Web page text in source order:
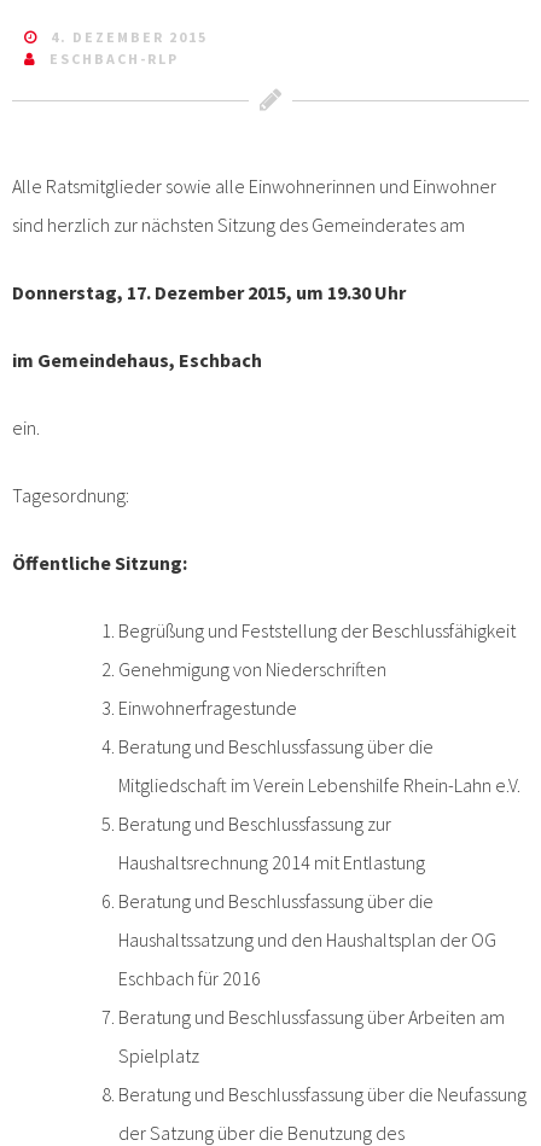
4. DEZEMBER 2015
ESCHBACH-RLP
Alle Ratsmitglieder sowie alle Einwohnerinnen und Einwohner
sind herzlich zur nächsten Sitzung des Gemeinderates am
Donnerstag, 17. Dezember 2015, um 19.30 Uhr
im Gemeindehaus, Eschbach
ein.
Tagesordnung:
Öffentliche Sitzung:
Begrüßung und Feststellung der Beschlussfähigkeit
Genehmigung von Niederschriften
Einwohnerfragestunde
Beratung und Beschlussfassung über die
Mitgliedschaft im Verein Lebenshilfe Rhein-Lahn e.V.
Beratung und Beschlussfassung zur
Haushaltsrechnung 2014 mit Entlastung
Beratung und Beschlussfassung über die
Haushaltssatzung und den Haushaltsplan der OG
Eschbach für 2016
Beratung und Beschlussfassung über Arbeiten am
Spielplatz
Beratung und Beschlussfassung über die Neufassung
der Satzung über die Benutzung des